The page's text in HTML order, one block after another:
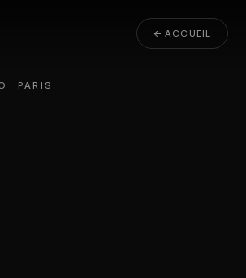
← ACCUEIL
· PARIS